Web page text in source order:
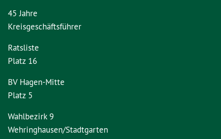
45 Jahre
Kreisgeschäftsführer
Ratsliste
Platz 16
BV Hagen-Mitte
Platz 5
Wahlbezirk 9
Wehringhausen/Stadtgarten